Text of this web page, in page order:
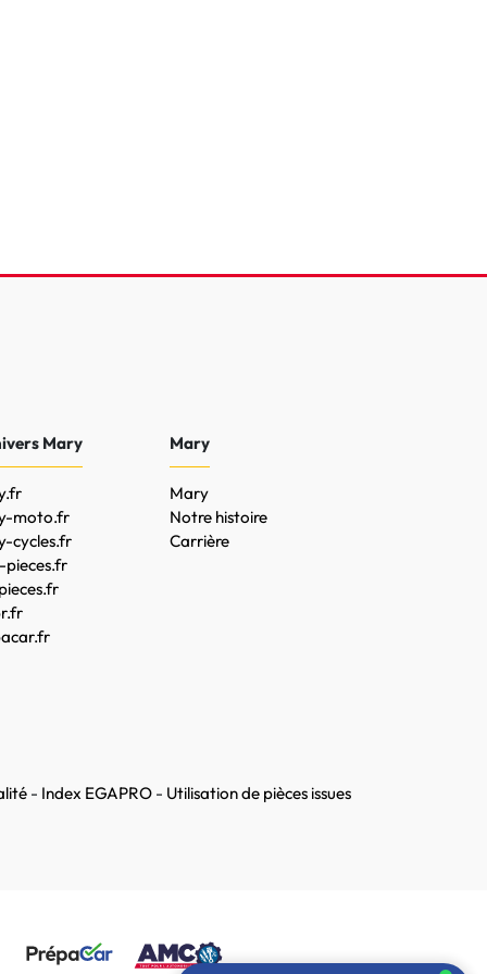
75 ch BVM5
Mary
moto.fr
cycles.fr
pieces.fr
Mary
Mary
Notre histoire
Carrière
- Index EGAPRO - Utilisation de pièces issues